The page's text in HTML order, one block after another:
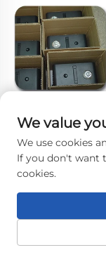
We value
We use cookies
If you don't want
cookies.